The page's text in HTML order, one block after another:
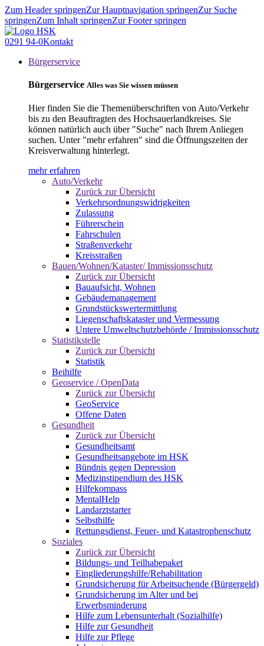
Zum Header springenZur Hauptnavigation springenZur Suche
springenZum Inhalt springenZur Footer springen
0291 94-0Kontakt
Bürgerservice
Bürgerservice Alles was Sie wissen müssen
Hier finden Sie die Themenüberschriften von Auto/Verkehr
bis zu den Beauftragten des Hochsauerlandkreises. Sie
können natürlich auch über "Suche" nach Ihrem Anliegen
suchen. Unter "mehr erfahren" sind die Öffnungszeiten der
Kreisverwaltung hinterlegt.
mehr erfahren
Auto/Verkehr
Zurück zur Übersicht
Verkehrsordnungswidrigkeiten
Zulassung
Führerschein
Fahrschulen
Straßenverkehr
Kreisstraßen
Bauen/Wohnen/Kataster/ Immissionsschutz
Zurück zur Übersicht
Bauaufsicht, Wohnen
Gebäudemanagement
Grundstückswertermittlung
Liegenschaftskataster und Vermessung
Untere Umweltschutzbehörde / Immissionsschutz
Statistikstelle
Zurück zur Übersicht
Statistik
Beihilfe
Geoservice / OpenData
Zurück zur Übersicht
GeoService
Offene Daten
Gesundheit
Zurück zur Übersicht
Gesundheitsamt
Gesundheitsangebote im HSK
Bündnis gegen Depression
Medizinstipendium des HSK
Hilfekompass
MentalHelp
Landarztstarter
Selbsthilfe
Rettungsdienst, Feuer- und Katastrophenschutz
Soziales
Zurück zur Übersicht
Bildungs- und Teilhabepaket
Eingliederungshilfe/Rehabilitation
Grundsicherung für Arbeitsuchende (Bürgergeld)
Grundsicherung im Alter und bei
Erwerbsminderung
Hilfe zum Lebensunterhalt (Sozialhilfe)
Hilfe zur Gesundheit
Hilfe zur Pflege